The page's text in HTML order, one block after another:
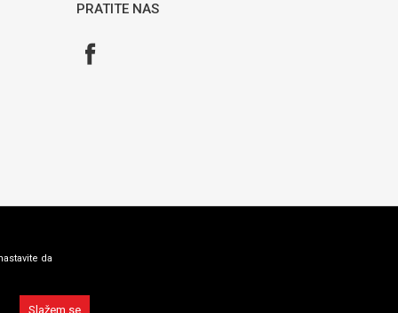
PRATITE NAS
da
Slažem se